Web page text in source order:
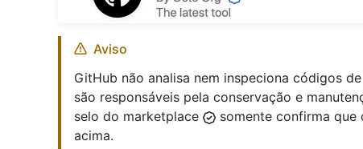
Aviso
GitHub não analisa nem inspeciona códigos
são responsáveis pela conservação e
selo do marketplace
somente confirma
acima.